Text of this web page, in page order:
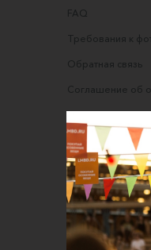
FAQ
Требования к
Обратная связь
Соглашение об
Правила сайта
Оферта для
Оферта для
Политика
Согласие на